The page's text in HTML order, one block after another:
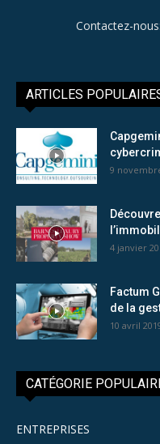
Contactez-nous:
ARTICLES
9
4 janvier
Factum
de la
10 avril
CATÉGORIE
ENTREPRISES